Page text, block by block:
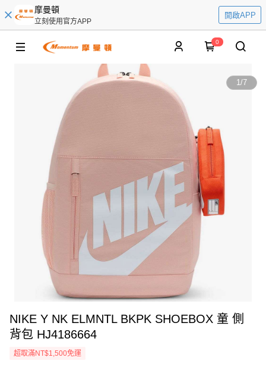
摩曼頓
立刻使用官方APP
開啟APP
0
1/7
NIKE Y NK ELMNTL BKPK SHOEBOX 童 側
背包 HJ4186664
超取滿NT$1,500免運